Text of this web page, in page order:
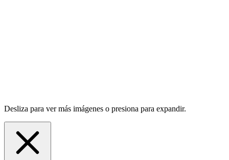
Desliza para ver más imágenes o presiona para expandir.